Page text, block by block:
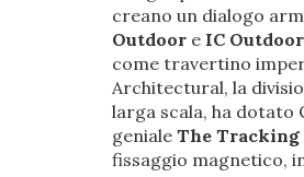
creano un dialogo
Outdoor e IC Outdoor
come travertino
Architectural, la
larga scala, ha dotato
geniale The Tracking
fissaggio magnetico,